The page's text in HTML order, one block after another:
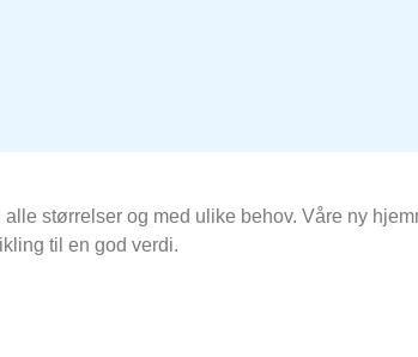
størrelser og med ulike behov. Våre ny
til en god verdi.